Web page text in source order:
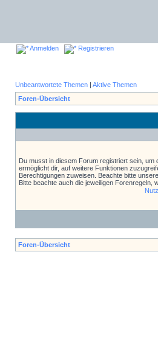
Anmelden Registrieren
Unbeantwortete Themen | Aktive Themen
Foren-Übersicht
Du musst in diesem Forum registriert sein, um
ermöglicht dir, auf weitere Funktionen
Berechtigungen zuweisen. Beachte bitte
Bitte beachte auch die jeweiligen Forenregeln,
Foren-Übersicht